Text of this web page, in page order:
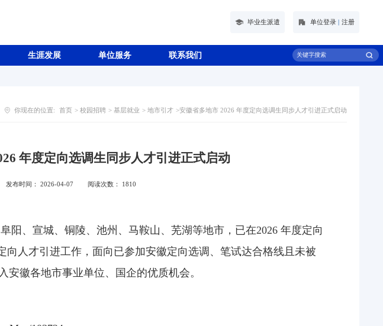
毕业生派遣 单位登录 注册
生涯发展 单位服务 联系我们
你现在的位置: 首页 > 校园招聘 > 基层就业 > 地市引才 >安徽省多地市 2026 年度定向选调生同步人才引进正式启动
年度定向选调生同步人才引进正式启动
发布时间： 2026-04-07 阅读次数： 1810
阳、宣城、铜陵、池州、马鞍山、芜湖等地市，已在2026 年度定向
向人才引进工作，面向已参加安徽定向选调、笔试达合格线且未被
徽各地市事业单位、国企的优质机会。